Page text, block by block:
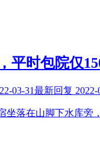
平时包院仅
03-31最新回复 2022-
坐落在山脚下水库旁